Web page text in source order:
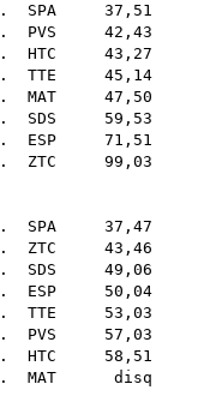
. SPA 37,51
. PVS 42,43
. HTC 43,27
. TTE 45,14
. MAT 47,50
. SDS 59,53
. ESP 71,51
. ZTC 99,03
. SPA 37,47
. ZTC 43,46
. SDS 49,06
. ESP 50,04
. TTE 53,03
. PVS 57,03
. HTC 58,51
. MAT disq